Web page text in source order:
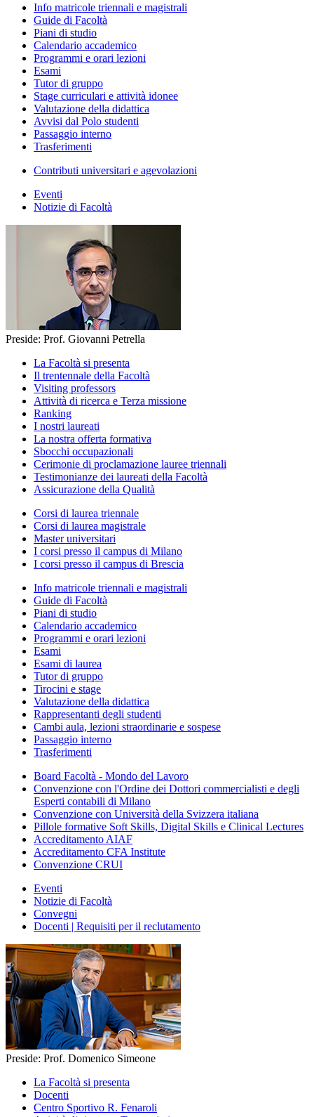
Info matricole triennali e magistrali
Guide di Facoltà
Piani di studio
Calendario accademico
Programmi e orari lezioni
Esami
Tutor di gruppo
Stage curriculari e attività idonee
Valutazione della didattica
Avvisi dal Polo studenti
Passaggio interno
Trasferimenti
Contributi universitari e agevolazioni
Eventi
Notizie di Facoltà
Preside: Prof. Giovanni Petrella
La Facoltà si presenta
Il trentennale della Facoltà
Visiting professors
Attività di ricerca e Terza missione
Ranking
I nostri laureati
La nostra offerta formativa
Sbocchi occupazionali
Cerimonie di proclamazione lauree triennali
Testimonianze dei laureati della Facoltà
Assicurazione della Qualità
Corsi di laurea triennale
Corsi di laurea magistrale
Master universitari
I corsi presso il campus di Milano
I corsi presso il campus di Brescia
Info matricole triennali e magistrali
Guide di Facoltà
Piani di studio
Calendario accademico
Programmi e orari lezioni
Esami
Esami di laurea
Tutor di gruppo
Tirocini e stage
Valutazione della didattica
Rappresentanti degli studenti
Cambi aula, lezioni straordinarie e sospese
Passaggio interno
Trasferimenti
Board Facoltà - Mondo del Lavoro
Convenzione con l'Ordine dei Dottori commercialisti e degli
Esperti contabili di Milano
Convenzione con Università della Svizzera italiana
Pillole formative Soft Skills, Digital Skills e Clinical Lectures
Accreditamento AIAF
Accreditamento CFA Institute
Convenzione CRUI
Eventi
Notizie di Facoltà
Convegni
Docenti | Requisiti per il reclutamento
Preside: Prof. Domenico Simeone
La Facoltà si presenta
Docenti
Centro Sportivo R. Fenaroli